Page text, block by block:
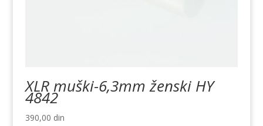
XLR muški-6,3mm ženski HY
4842
390,00 din